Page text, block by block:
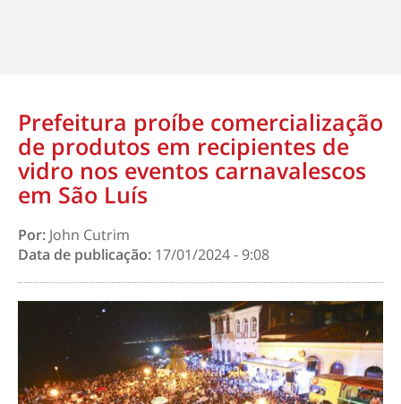
Prefeitura proíbe comercialização
de produtos em recipientes de
vidro nos eventos carnavalescos
em São Luís
Por: John Cutrim
Data de publicação: 17/01/2024 - 9:08